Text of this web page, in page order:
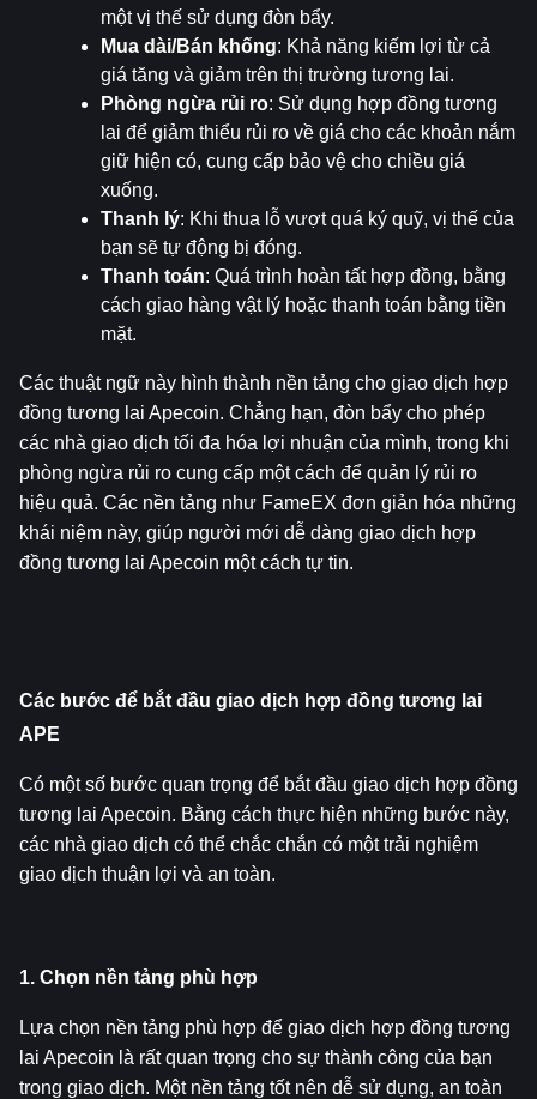
một vị thế sử dụng đòn bẩy.
Mua dài/Bán khống: Khả năng kiếm lợi từ cả
giá tăng và giảm trên thị trường tương lai.
Phòng ngừa rủi ro: Sử dụng hợp đồng tương
lai để giảm thiểu rủi ro về giá cho các khoản nắm
giữ hiện có, cung cấp bảo vệ cho chiều giá
xuống.
Thanh lý: Khi thua lỗ vượt quá ký quỹ, vị thế của
bạn sẽ tự động bị đóng.
Thanh toán: Quá trình hoàn tất hợp đồng, bằng
cách giao hàng vật lý hoặc thanh toán bằng tiền
mặt.
Các thuật ngữ này hình thành nền tảng cho giao dịch hợp
đồng tương lai Apecoin. Chẳng hạn, đòn bẩy cho phép
các nhà giao dịch tối đa hóa lợi nhuận của mình, trong khi
phòng ngừa rủi ro cung cấp một cách để quản lý rủi ro
hiệu quả. Các nền tảng như FameEX đơn giản hóa những
khái niệm này, giúp người mới dễ dàng giao dịch hợp
đồng tương lai Apecoin một cách tự tin.
Các bước để bắt đầu giao dịch hợp đồng tương lai
APE
Có một số bước quan trọng để bắt đầu giao dịch hợp đồng
tương lai Apecoin. Bằng cách thực hiện những bước này,
các nhà giao dịch có thể chắc chắn có một trải nghiệm
giao dịch thuận lợi và an toàn.
1. Chọn nền tảng phù hợp
Lựa chọn nền tảng phù hợp để giao dịch hợp đồng tương
lai Apecoin là rất quan trọng cho sự thành công của bạn
trong giao dịch. Một nền tảng tốt nên dễ sử dụng, an toàn